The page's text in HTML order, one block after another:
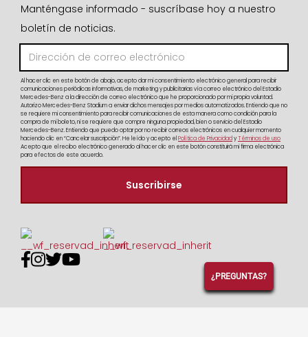
Manténgase informado - suscríbase hoy a nuestro
boletín de noticias.
Al hacer clic en este botón de abajo, acepto dar mi consentimiento electrónico general para recibir
comunicaciones periódicas informativas, de marketing y publicitarias vía correo electrónico del Estadio
Mercedes-Benz a la dirección de correo electrónico que he proporcionado por mi propia voluntad.
Autorizo Mercedes-Benz Stadium a enviar dichos mensajes por medios automatizados. Entiendo que no
se requiere mi consentimiento para recibir comunicaciones de esta manera como condición para la
compra de mi boleto, ni se requiere que compre ninguna propiedad, bien o servicio del Estadio
Mercedes-Benz. Entiendo que puedo optar por no recibir correos electrónicos en cualquier momento
haciendo clic en “Cancelar suscripción”. He leído y acepto elPolítica de PrivacidadyTérminos de uso
Acepto que el recibo electrónico generado al hacer clic en este botón constituirá mi firma electrónica
para efectos de este acuerdo.

¿PREGUNTAS?